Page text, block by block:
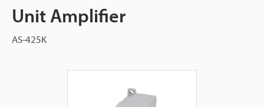
Unit Amplifier
AS-425K